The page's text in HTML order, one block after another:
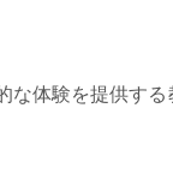
体験を提供す